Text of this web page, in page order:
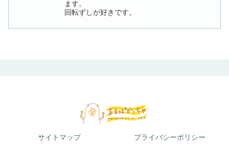
ます。
回転ずしが好きです。
サイトマップ プライバシーポリシー